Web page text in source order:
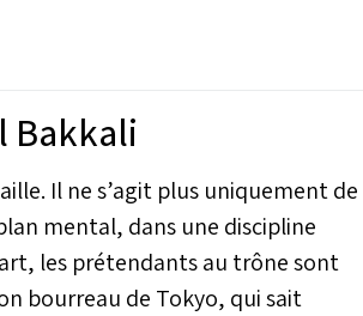
Bakkali
Il ne s’agit plus uniquement de
mental, dans une discipline
les prétendants au trône sont
bourreau de Tokyo, qui sait